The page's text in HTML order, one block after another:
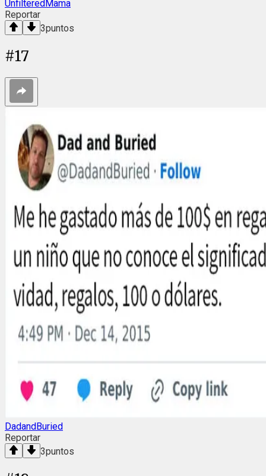
UnfilteredMama
Reportar
3puntos
#17
DadandBuried
Reportar
3puntos